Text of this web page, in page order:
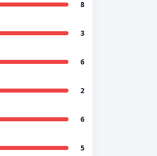
8
3
6
2
6
5